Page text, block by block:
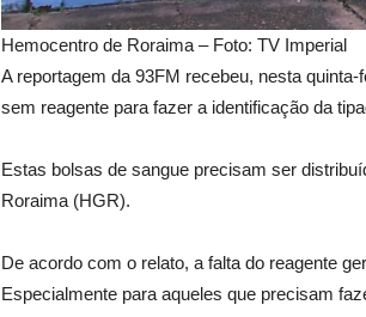
Hemocentro de Roraima – Foto: TV Imperial
A reportagem da 93FM recebeu, nesta
sem reagente para fazer a identificação da
Estas bolsas de sangue precisam ser
Roraima (HGR).
De acordo com o relato, a falta do reagente
Especialmente para aqueles que precisam